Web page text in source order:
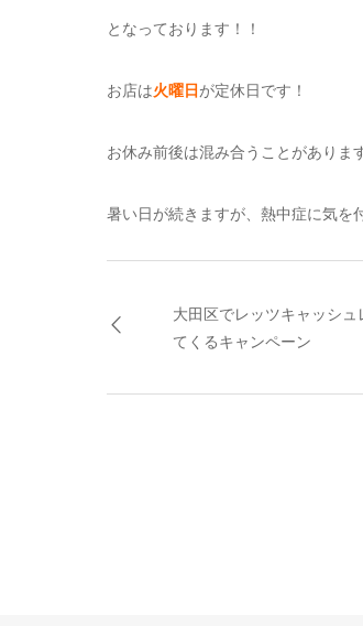
となっております！！
お店は火曜日が定休日です！
お休み前後は混み合うことがありま
暑い日が続きますが、熱中症に気を
大田区でレッツキャッシ
てくるキャンペーン